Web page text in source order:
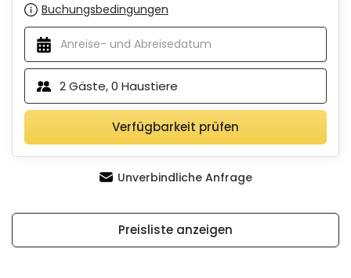
Buchungsbedingungen
2Gäste,0 Haustiere
Verfügbarkeit prüfen
Unverbindliche Anfrage
Preisliste anzeigen